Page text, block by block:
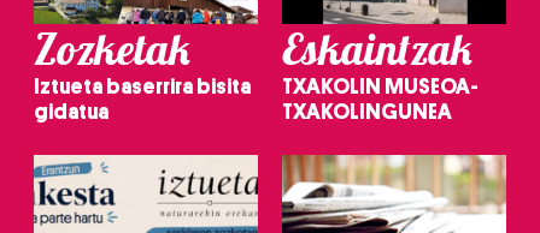
Zozketak
Iztueta baserrira bisita
gidatua
Eskaintzak
TXAKOLIN MUSEOA-
TXAKOLINGUNEA